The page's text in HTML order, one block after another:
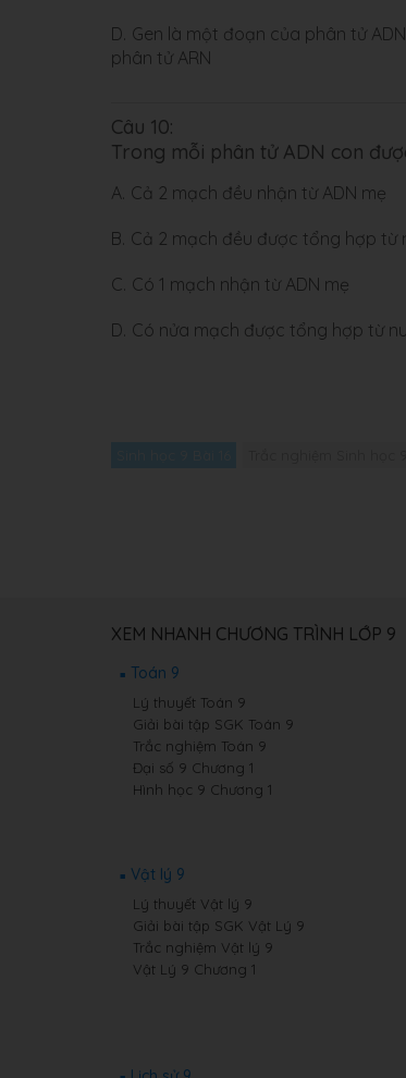
D. Gen là một đoạn của phân tử
phân tử ARN
Câu 10:
Trong mỗi phân tử ADN con
A. Cả 2 mạch đều nhận từ ADN mẹ
B. Cả 2 mạch đều được tổng hợp từ
C. Có 1 mạch nhận từ ADN mẹ
D. Có nửa mạch được tổng hợp từ
XEM NHANH CHƯƠNG TRÌNH LỚP 9
Toán 9
Lý thuyết Toán 9
Giải bài tập SGK Toán 9
Trắc nghiệm Toán 9
Đại số 9 Chương 1
Hình học 9 Chương 1
Vật lý 9
Lý thuyết Vật lý 9
Giải bài tập SGK Vật Lý 9
Trắc nghiệm Vật lý 9
Vật Lý 9 Chương 1